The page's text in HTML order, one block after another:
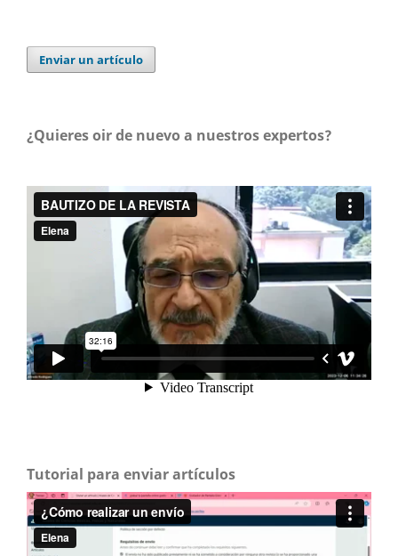
Enviar un artículo
¿Quieres oir de nuevo a nuestros expertos?
Tutorial para enviar artículos